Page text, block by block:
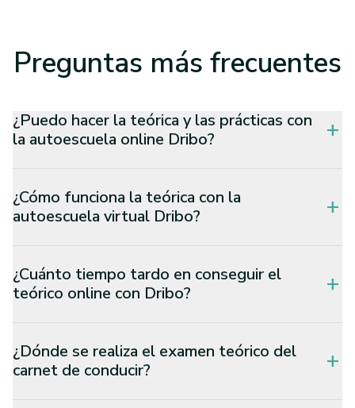
Preguntas más frecuentes
¿Puedo hacer la teórica y las prácticas con
la autoescuela online Dribo?
add
¿Cómo funciona la teórica con la
autoescuela virtual Dribo?
add
¿Cuánto tiempo tardo en conseguir el
teórico online con Dribo?
add
¿Dónde se realiza el examen teórico del
carnet de conducir?
add